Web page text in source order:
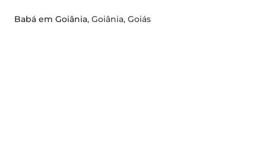
Babá em Goiânia, Goiânia, Goiás